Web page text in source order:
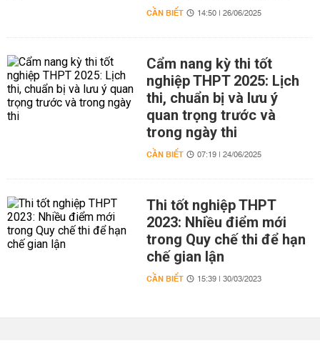
CẦN BIẾT 14:50 | 26/06/2025
Cẩm nang kỳ thi tốt
nghiệp THPT 2025: Lịch
thi, chuẩn bị và lưu ý
quan trọng trước và
trong ngày thi
CẦN BIẾT 07:19 | 24/06/2025
Thi tốt nghiệp THPT
2023: Nhiều điểm mới
trong Quy chế thi để hạn
chế gian lận
CẦN BIẾT 15:39 | 30/03/2023